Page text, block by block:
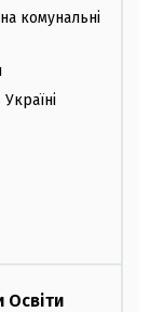
комунальні
Освіти